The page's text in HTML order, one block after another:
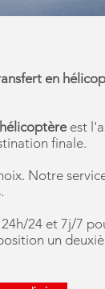
en
est
finale.
Notre
24 et 7j/7
un